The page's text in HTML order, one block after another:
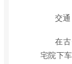
交通
在
宅院下车